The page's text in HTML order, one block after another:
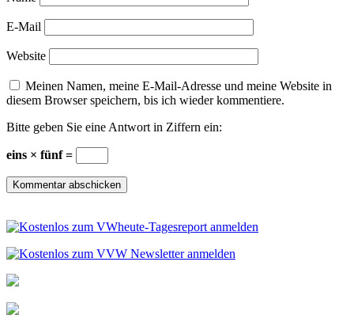
E-Mail
Website
Meinen Namen, meine E-Mail-Adresse und meine Website in
diesem Browser speichern, bis ich wieder kommentiere.
Bitte geben Sie eine Antwort in Ziffern ein:
eins × fünf =